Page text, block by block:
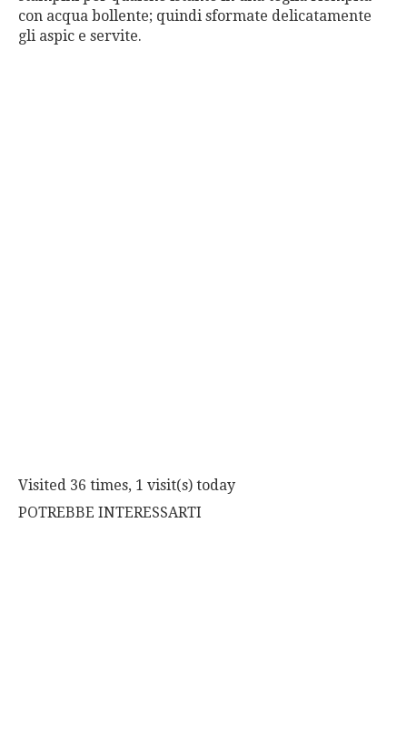
con acqua bollente; quindi sformate delicatamente
gli aspic e servite.
Visited 36 times, 1 visit(s) today
POTREBBE INTERESSARTI